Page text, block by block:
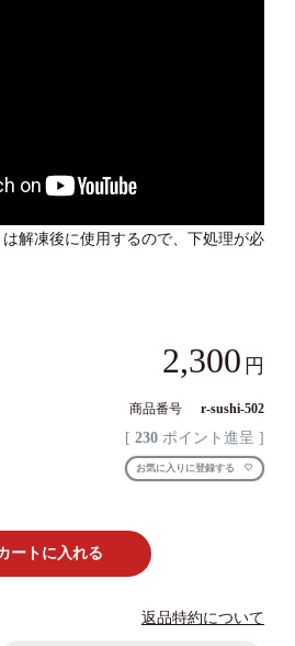
は解凍後に使用するので、下処理が必
2,300
商品番号 r-sushi-502
[ 230 ポイント進呈 ]
お気に入りに登録する
ートに入れる
返品特約について